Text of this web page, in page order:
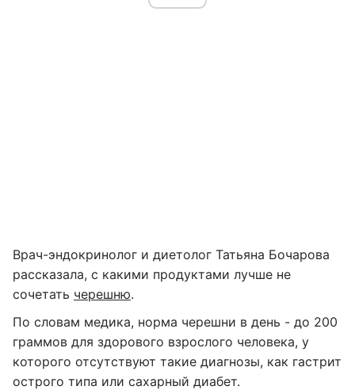
Врач-эндокринолог и диетолог Татьяна Бочарова
рассказала, с какими продуктами лучше не
сочетать черешню.
По словам медика, норма черешни в день - до 200
граммов для здорового взрослого человека, у
которого отсутствуют такие диагнозы, как гастрит
острого типа или сахарный диабет.